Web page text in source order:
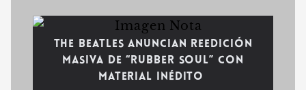
The Beatles anuncian reedición
masiva de “Rubber Soul” con
material inédito